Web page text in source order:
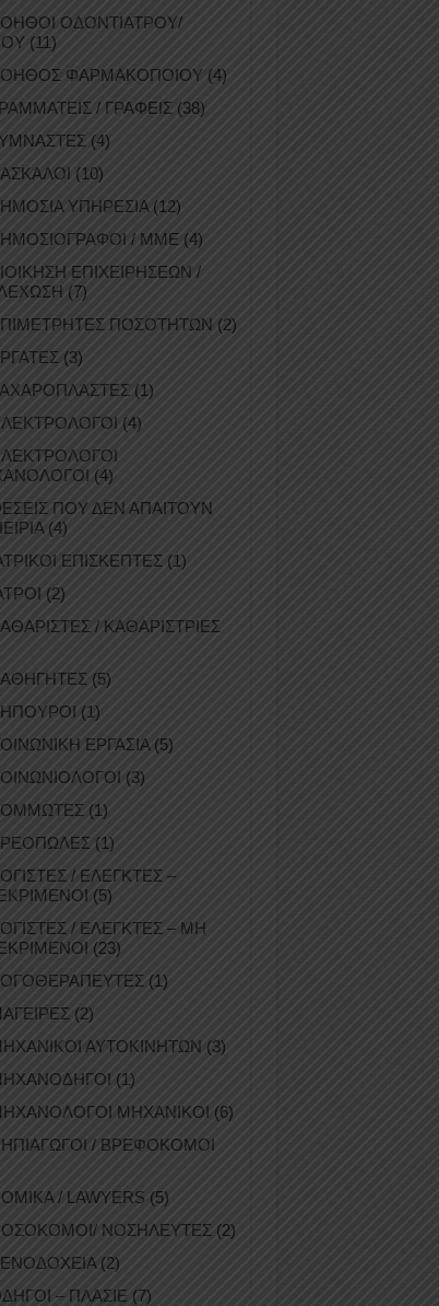
ΟΔΟΝΤΙΑΤΡΟΥ/
(11)
ΦΑΡΜΑΚΟΠΟΙΟΥ (4)
/ ΓΡΑΦΕΙΣ (38)
(4)
(10)
ΥΠΗΡΕΣΙΑ (12)
/ ΜΜΕ (4)
ΕΠΙΧΕΙΡΗΣΕΩΝ /
(7)
ΠΟΣΟΤΗΤΩΝ (2)
(3)
(1)
(4)
(4)
ΠΟΥ ΔΕΝ ΑΠΑΙΤΟΥΝ
(4)
ΕΠΙΣΚΕΠΤΕΣ (1)
(2)
/ ΚΑΘΑΡΙΣΤΡΙΕΣ
(5)
(1)
ΕΡΓΑΣΙΑ(5)
(3)
(1)
(1)
/ ΕΛΕΓΚΤΕΣ –
(5)
/ ΕΛΕΓΚΤΕΣ – ΜΗ
(23)
(1)
(2)
ΑΥΤΟΚΙΝΗΤΩΝ (3)
(1)
ΜΗΧΑΝΙΚΟΙ (6)
/ ΒΡΕΦΟΚΟΜΟΙ
/ LAWYERS (5)
ΝΟΣΗΛΕΥΤΕΣ (2)
(2)
– ΠΛΑΣΙΕ (7)